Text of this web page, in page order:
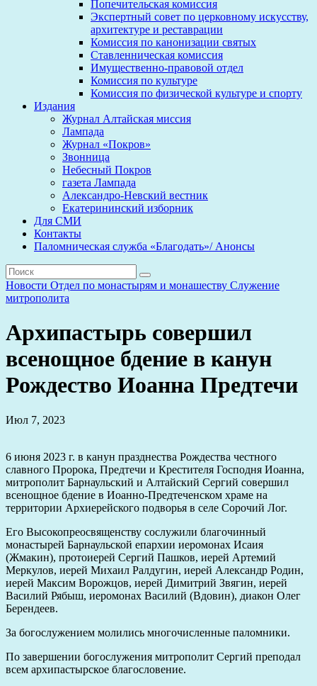
Попечительская комиссия
Экспертный совет по церковному искусству,
архитектуре и реставрации
Комиссия по канонизации святых
Ставленническая комиссия
Имущественно-правовой отдел
Комиссия по культуре
Комиссия по физической культуре и спорту
Издания
Журнал Алтайская миссия
Лампада
Журнал «Покров»
Звонница
Небесный Покров
газета Лампада
Александро-Невский вестник
Екатерининский изборник
Для СМИ
Контакты
Паломническая служба «Благодать»/ Анонсы
Новости Отдел по монастырям и монашеству Служение
митрополита
Архипастырь совершил
всенощное бдение в канун
Рождество Иоанна Предтечи
Июл 7, 2023
6 июня 2023 г. в канун празднества Рождества честного
славного Пророка, Предтечи и Крестителя Господня Иоанна,
митрополит Барнаульский и Алтайский Сергий совершил
всенощное бдение в Иоанно-Предтеченском храме на
территории Архиерейского подворья в селе Сорочий Лог.
Его Высокопреосвященству сослужили благочинный
монастырей Барнаульской епархии иеромонах Исаия
(Жмакин), протоиерей Сергий Пашков, иерей Артемий
Меркулов, иерей Михаил Ралдугин, иерей Александр Родин,
иерей Максим Ворожцов, иерей Димитрий Звягин, иерей
Василий Рябыш, иеромонах Василий (Вдовин), диакон Олег
Берендеев.
За богослужением молились многочисленные паломники.
По завершении богослужения митрополит Сергий преподал
всем архипастырское благословение.